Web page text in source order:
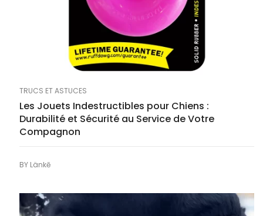
TRUCS ET ASTUCES
Les Jouets Indestructibles pour Chiens :
Durabilité et Sécurité au Service de Votre
Compagnon
BY Länkē